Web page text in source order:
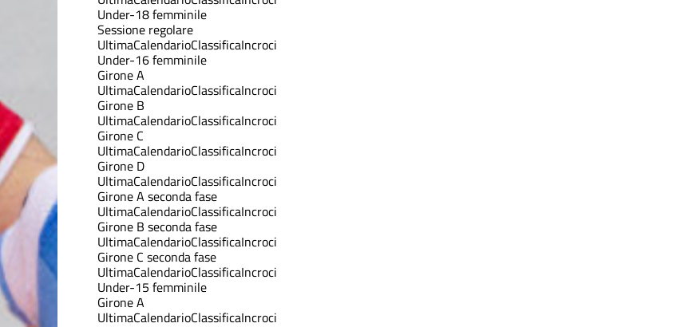
Under-18 femminile
Sessione regolare
UltimaCalendarioClassificaIncroci
Under-16 femminile
Girone A
UltimaCalendarioClassificaIncroci
Girone B
UltimaCalendarioClassificaIncroci
Girone C
UltimaCalendarioClassificaIncroci
Girone D
UltimaCalendarioClassificaIncroci
Girone A seconda fase
UltimaCalendarioClassificaIncroci
Girone B seconda fase
UltimaCalendarioClassificaIncroci
Girone C seconda fase
UltimaCalendarioClassificaIncroci
Under-15 femminile
Girone A
UltimaCalendarioClassificaIncroci